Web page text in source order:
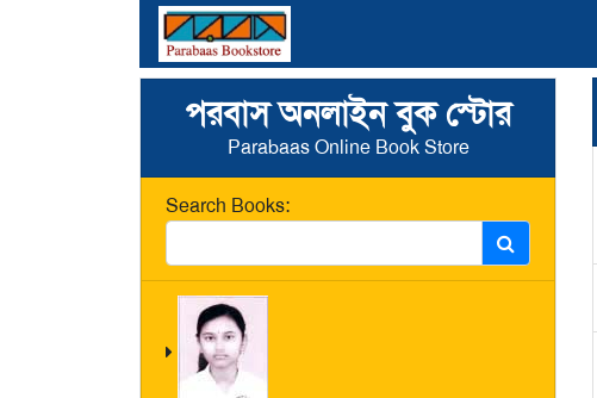
পরবাস অনলাইন বুক স্টোর
Parabaas Online Book Store
Search Books: